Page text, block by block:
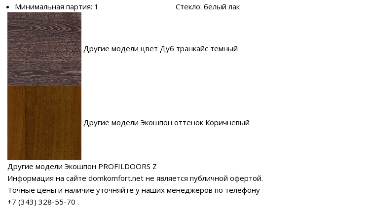
Минимальная партия: 1
Стекло: белый лак
Другие модели цвет Дуб транкайс темный
Другие модели Экошпон оттенок Коричневый
Другие модели Экошпон PROFILDOORS Z
Информация на сайте domkomfort.net не является публичной офертой.
Точные цены и наличие уточняйте у наших менеджеров по телефону
+7 (343) 328-55-70 .